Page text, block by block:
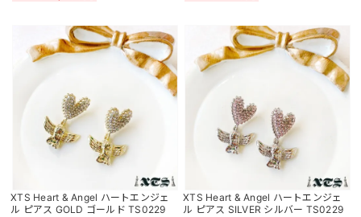
XTS Heart & Angel ハートエンジェ
ル ピアス GOLD ゴールド TS0229
XTS Heart & Angel ハートエンジェ
ル ピアス SILVER シルバー TS0229